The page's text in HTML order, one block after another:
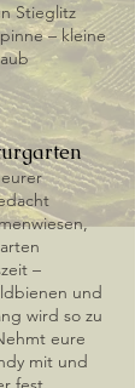
Stieglitz
– kleine
–
und
wird so zu
eure
mit und